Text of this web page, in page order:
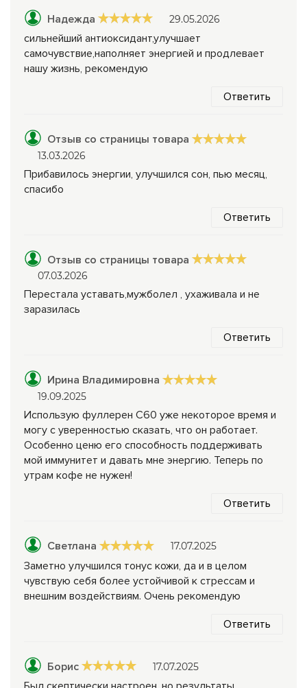
Надежда 29.05.2026
сильнейший антиоксидант,улучшает
самочувствие,наполняет энергией и продлевает
нашу жизнь, рекомендую
Ответить
Отзыв со страницы товара
13.03.2026
Прибавилось энергии, улучшился сон, пью месяц,
спасибо
Ответить
Отзыв со страницы товара
07.03.2026
Перестала уставать,мужболел , ухаживала и не
заразилась
Ответить
Ирина Владимировна
19.09.2025
Использую фуллерен С60 уже некоторое время и
могу с уверенностью сказать, что он работает.
Особенно ценю его способность поддерживать
мой иммунитет и давать мне энергию. Теперь по
утрам кофе не нужен!
Ответить
Светлана 17.07.2025
Заметно улучшился тонус кожи, да и в целом
чувствую себя более устойчивой к стрессам и
внешним воздействиям. Очень рекомендую
Ответить
Борис 17.07.2025